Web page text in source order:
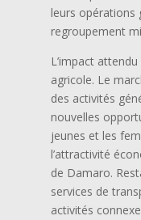
leurs opérations
regroupement
L’impact
agricole. Le
des activités
nouvelles
jeunes et les
l’attractivité
de Damaro.
services de
activités